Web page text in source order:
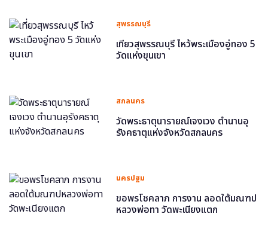
สุพรรณบุรี
เที่ยวสุพรรณบุรี ไหว้พระเมืองอู่ทอง 5
วัดแห่งขุนเขา
สกลนคร
วัดพระธาตุนารายณ์เจงเวง ตำนานอุ
รังคธาตุแห่งจังหวัดสกลนคร
นครปฐม
ขอพรโชคลาภ การงาน ลอดใต้มณฑป
หลวงพ่อทา วัดพะเนียงแตก